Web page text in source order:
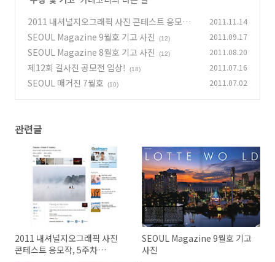
2011 내셔널지오그래픽 사진 콘테스트 응모작,
5주차 Editor's Favorite 선정
(4)
2011.11.14
SEOUL Magazine 9월호 기고 사진 (12) 2011.09.17
SEOUL Magazine 8월호 기고 사진 (12) 2011.08.20
제12회 길사진 공모전 입상! (18) 2011.07.16
SEOUL 매거진 7월호 (10) 2011.07.02
관련글
2011 내셔널지오그래픽 사진
콘테스트 응모작, 5주차
SEOUL Magazine 9월호 기고
사진